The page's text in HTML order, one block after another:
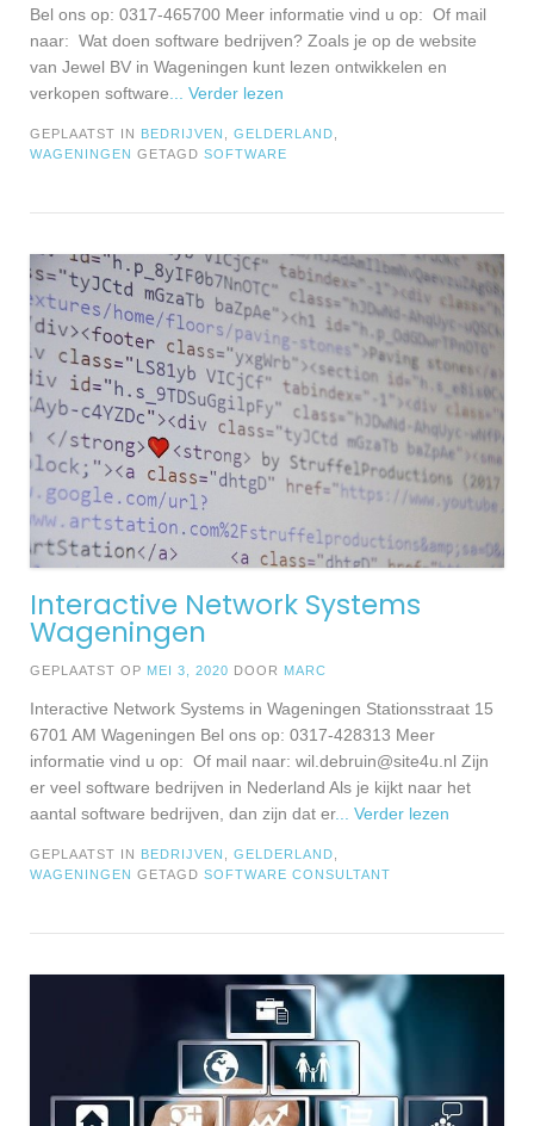
Bel ons op: 0317-465700 Meer informatie vind u op: Of mail
naar: Wat doen software bedrijven? Zoals je op de website
van Jewel BV in Wageningen kunt lezen ontwikkelen en
verkopen software ... Verder lezen
GEPLAATST IN BEDRIJVEN GELDERLAND
WAGENINGEN GETAGD SOFTWARE
Interactive Network Systems
Wageningen
GEPLAATST OP MEI 3, 2020 DOOR MARC
Interactive Network Systems in Wageningen Stationsstraat 15
6701 AM Wageningen Bel ons op: 0317-428313 Meer
informatie vind u op: Of mail naar: wil.debruin@site4u.nl Zijn
er veel software bedrijven in Nederland Als je kijkt naar het
aantal software bedrijven, dan zijn dat er... Verder lezen
GEPLAATST IN BEDRIJVEN GELDERLAND
WAGENINGEN GETAGD SOFTWARE CONSULTANT